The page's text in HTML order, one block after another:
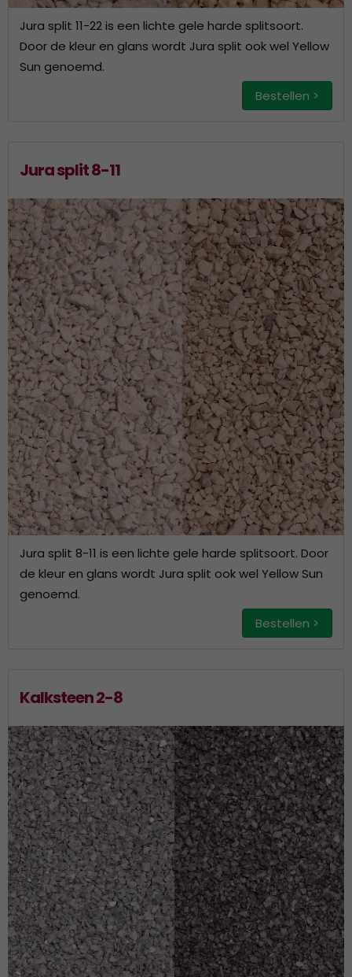
Jura split 11-22 is een lichte gele harde splitsoort.
Door de kleur en glans wordt Jura split ook wel Yellow
Sun genoemd.
Bestellen >
Jura split 8-11
Jura split 8-11 is een lichte gele harde splitsoort. Door
de kleur en glans wordt Jura split ook wel Yellow Sun
genoemd.
Bestellen >
Kalksteen 2-8